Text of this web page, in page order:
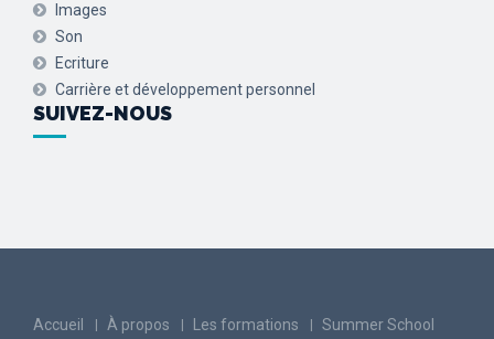
Images
Son
Ecriture
Carrière et développement personnel
SUIVEZ-NOUS
Accueil À propos Les formations Summer School